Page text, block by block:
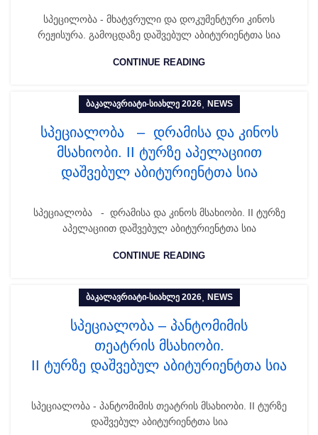
სპეცილობა - მხატვრული და დოკუმენტური კინოს
რეჟისურა. გამოცდაზე დაშვებულ აბიტურიენტთა სია
CONTINUE READING
ᲑᲐᲙᲐᲚᲐᲕᲠᲘᲐᲢᲘ-ᲡᲘᲐᲮᲚᲔ 2026, NEWS
სპეციალობა – დრამისა და კინოს
მსახიობი. II ტურზე აპელაციით
დაშვებულ აბიტურიენტთა სია
სპეციალობა - დრამისა და კინოს მსახიობი. II ტურზე
აპელაციით დაშვებულ აბიტურიენტთა სია
CONTINUE READING
ᲑᲐᲙᲐᲚᲐᲕᲠᲘᲐᲢᲘ-ᲡᲘᲐᲮᲚᲔ 2026, NEWS
სპეციალობა – პანტომიმის
თეატრის მსახიობი.
II ტურზე დაშვებულ აბიტურიენტთა სია
სპეციალობა - პანტომიმის თეატრის მსახიობი. II ტურზე
დაშვებულ აბიტურიენტთა სია